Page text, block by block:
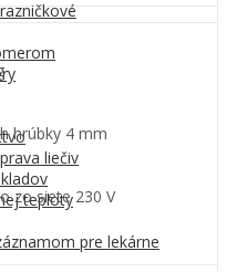
liečiv
teploty
pre lekárne
hrúbky 4 mm
zo siete 230 V